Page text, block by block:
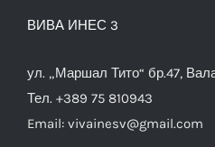
ВИВА ИНЕС 3
ул. „Маршал Тито“ бр.47,
Тел. +389 75 810943
Email: vivainesv@gmail.com